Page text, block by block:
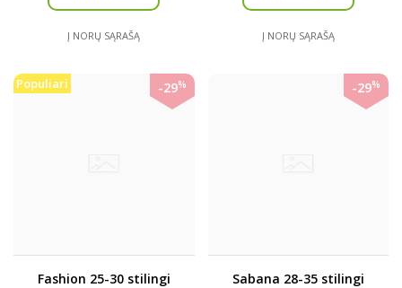
Į NORŲ SĄRAŠĄ Į NORŲ SĄRAŠĄ
Populiari -29%
Fashion 25-30 stilingi
-29%
Sabana 28-35 stilingi